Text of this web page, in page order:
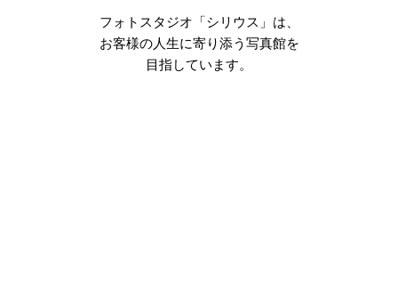
フォトスタジオ「シリウス」は、
お客様の人生に寄り添う写真館を
目指しています。